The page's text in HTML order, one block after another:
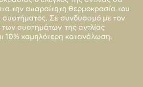
την απαραίτητη θερμοκρασία του
συστήματος. Σε συνδυασμό με τον
συστημάτων της αντλίας
10% χαμηλότερη κατανάλωση.